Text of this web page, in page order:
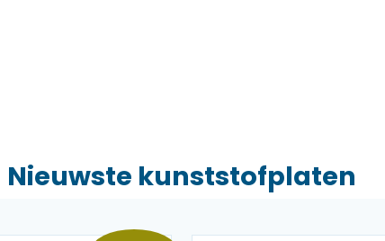
Nieuwste kunststofplaten